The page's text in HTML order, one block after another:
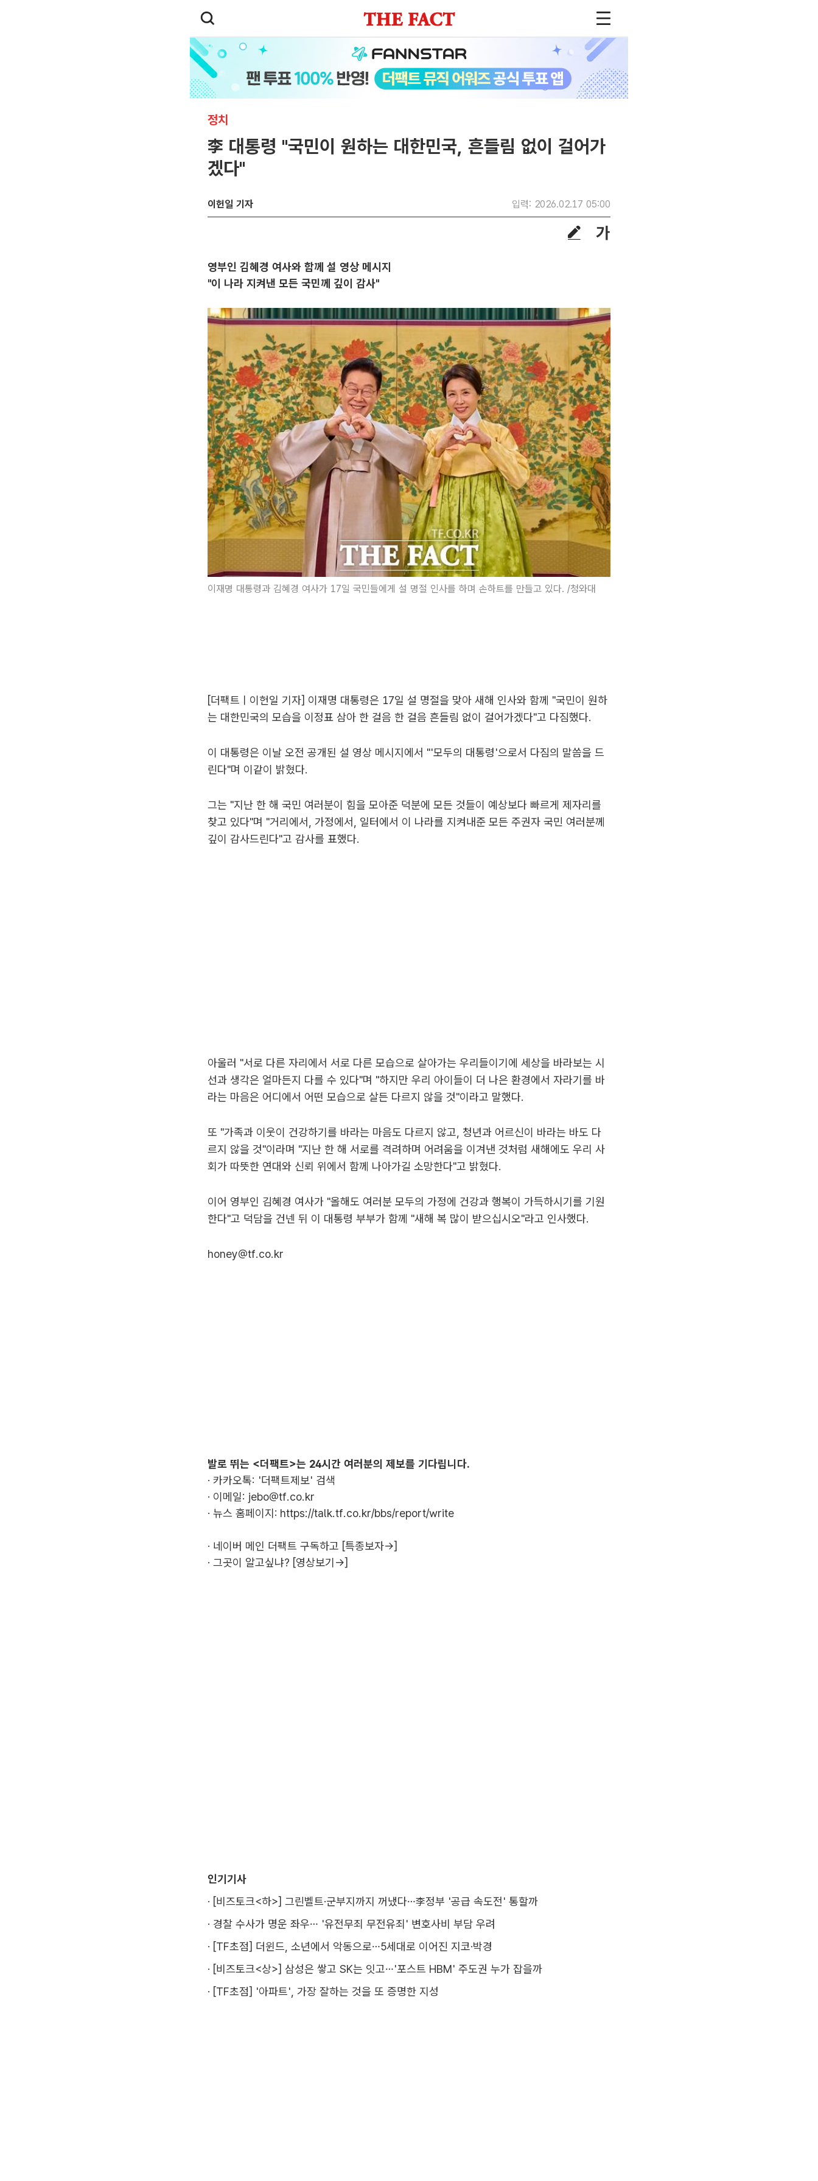
정치
李 대통령 "국민이 원하는 대한민국, 흔들림 없이 걸어가
겠다"
이헌일 기자 입력: 2026.02.17 05:00
영부인 김혜경 여사와 함께 설 영상 메시지
"이 나라 지켜낸 모든 국민께 깊이 감사"
이재명 대통령과 김혜경 여사가 17일 국민들에게 설 명절 인사를 하며 손하트를 만들고 있다. /청와대
[더팩트ㅣ이헌일 기자] 이재명 대통령은 17일 설 명절을 맞아 새해 인사와 함께 "국민이 원하
는 대한민국의 모습을 이정표 삼아 한 걸음 한 걸음 흔들림 없이 걸어가겠다"고 다짐했다.
이 대통령은 이날 오전 공개된 설 영상 메시지에서 "'모두의 대통령'으로서 다짐의 말씀을 드
린다"며 이같이 밝혔다.
그는 "지난 한 해 국민 여러분이 힘을 모아준 덕분에 모든 것들이 예상보다 빠르게 제자리를
찾고 있다"며 "거리에서, 가정에서, 일터에서 이 나라를 지켜내준 모든 주권자 국민 여러분께
깊이 감사드린다"고 감사를 표했다.
아울러 "서로 다른 자리에서 서로 다른 모습으로 살아가는 우리들이기에 세상을 바라보는 시
선과 생각은 얼마든지 다를 수 있다"며 "하지만 우리 아이들이 더 나은 환경에서 자라기를 바
라는 마음은 어디에서 어떤 모습으로 살든 다르지 않을 것"이라고 말했다.
또 "가족과 이웃이 건강하기를 바라는 마음도 다르지 않고, 청년과 어르신이 바라는 바도 다
르지 않을 것"이라며 "지난 한 해 서로를 격려하며 어려움을 이겨낸 것처럼 새해에도 우리 사
회가 따뜻한 연대와 신뢰 위에서 함께 나아가길 소망한다"고 밝혔다.
이어 영부인 김혜경 여사가 "올해도 여러분 모두의 가정에 건강과 행복이 가득하시기를 기원
한다"고 덕담을 건넨 뒤 이 대통령 부부가 함께 "새해 복 많이 받으십시오"라고 인사했다.
honey@tf.co.kr
발로 뛰는 <더팩트>는 24시간 여러분의 제보를 기다립니다.
· 카카오톡: '더팩트제보' 검색
· 이메일: jebo@tf.co.kr
· 뉴스 홈페이지: https://talk.tf.co.kr/bbs/report/write
· 네이버 메인 더팩트 구독하고 [특종보자→]
· 그곳이 알고싶냐? [영상보기→]
인기기사
· [비즈토크<하>] 그린벨트·군부지까지 꺼냈다…李정부 '공급 속도전' 통할까
· 경찰 수사가 명운 좌우… '유전무죄 무전유죄' 변호사비 부담 우려
· [TF초점] 더윈드, 소년에서 악동으로…5세대로 이어진 지코·박경
· [비즈토크<상>] 삼성은 쌓고 SK는 잇고…'포스트 HBM' 주도권 누가 잡을까
· [TF초점] '아파트', 가장 잘하는 것을 또 증명한 지성